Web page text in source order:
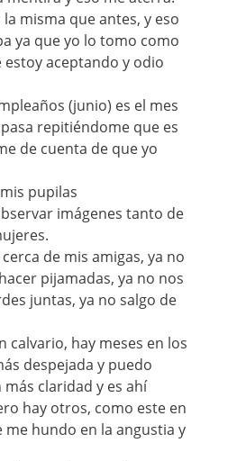
misma que antes, y eso
ya que yo lo tomo como
estoy aceptando y odio
(junio) es el mes
repitiéndome que es
de cuenta de que yo
pupilas
imágenes tanto de
de mis amigas, ya no
pijamadas, ya no nos
juntas, ya no salgo de
calvario, hay meses en los
despejada y puedo
claridad y es ahí
hay otros, como este en
hundo en la angustia y